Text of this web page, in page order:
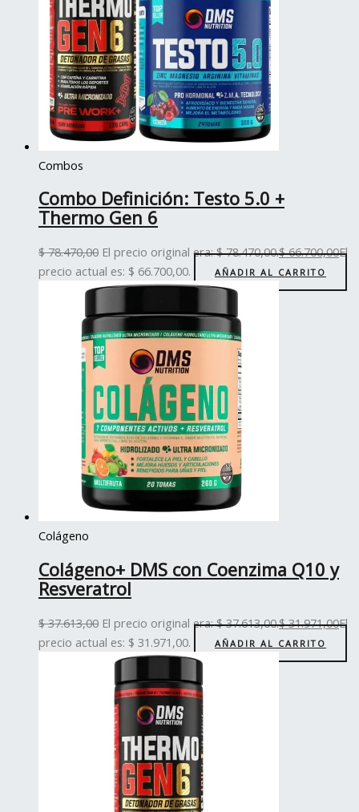
Combos
Combo Definición: Testo 5.0 +
Thermo Gen 6
$78.470,00 El precio original era: $ 78.470,00.$66.700,00El
precio actual es: $ 66.700,00.
AÑADIR AL CARRITO
Colágeno
Colágeno+ DMS con Coenzima Q10 y
Resveratrol
$37.613,00 El precio original era: $ 37.613,00.$31.971,00El
precio actual es: $ 31.971,00.
AÑADIR AL CARRITO